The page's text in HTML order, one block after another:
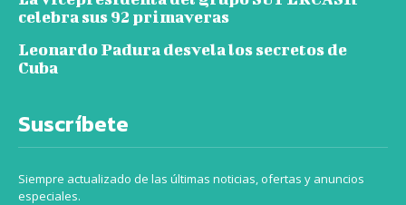
celebra sus 92 primaveras
Leonardo Padura desvela los secretos de
Cuba
Suscríbete
Siempre actualizado de las últimas noticias, ofertas y anuncios
especiales.